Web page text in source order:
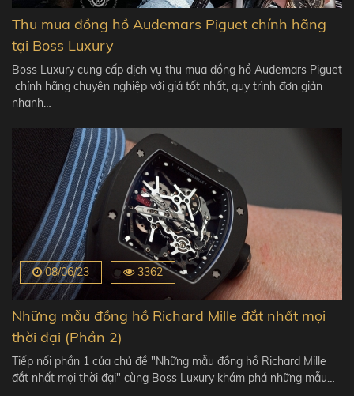
Thu mua đồng hồ Audemars Piguet chính hãng
tại Boss Luxury
Boss Luxury cung cấp dịch vụ thu mua đồng hồ Audemars Piguet
chính hãng chuyên nghiệp với giá tốt nhất, quy trình đơn giản
nhanh…
08/06/23 3362
Những mẫu đồng hồ Richard Mille đắt nhất mọi
thời đại (Phần 2)
Tiếp nối phần 1 của chủ đề "Những mẫu đồng hồ Richard Mille
đắt nhất mọi thời đại" cùng Boss Luxury khám phá những mẫu…